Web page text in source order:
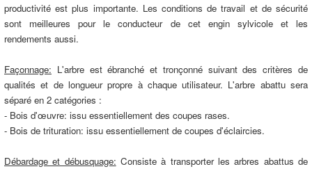
productivité est plus importante. Les conditions de travail et de sécurité
sont meilleures pour le conducteur de cet engin sylvicole et les
rendements aussi.
Façonnage: L'arbre est ébranché et tronçonné suivant des critères de
qualités et de longueur propre à chaque utilisateur. L'arbre abattu sera
séparé en 2 catégories :
- Bois d'œuvre: issu essentiellement des coupes rases.
- Bois de trituration: issu essentiellement de coupes d'éclaircies.
Débardage et débusquage: Consiste à transporter les arbres abattus de